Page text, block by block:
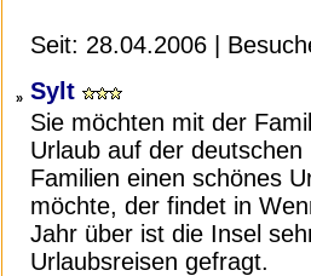
Seit: 28.04.2006 |
» Sylt
Sie möchten mit der
Urlaub auf der
Familien einen schönes
möchte, der findet in
Jahr über ist die Insel
Urlaubsreisen gefragt.